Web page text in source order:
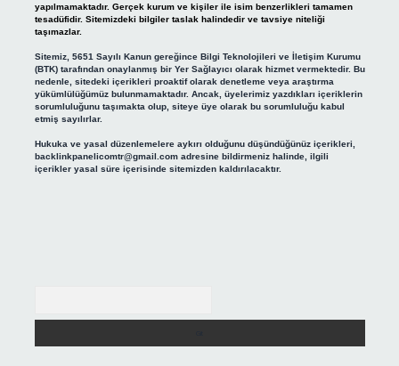
yapılmamaktadır. Gerçek kurum ve kişiler ile isim benzerlikleri tamamen
tesadüfidir. Sitemizdeki bilgiler taslak halindedir ve tavsiye niteliği
taşımazlar.
Sitemiz, 5651 Sayılı Kanun gereğince Bilgi Teknolojileri ve İletişim Kurumu
(BTK) tarafından onaylanmış bir Yer Sağlayıcı olarak hizmet vermektedir. Bu
nedenle, sitedeki içerikleri proaktif olarak denetleme veya araştırma
yükümlülüğümüz bulunmamaktadır. Ancak, üyelerimiz yazdıkları içeriklerin
sorumluluğunu taşımakta olup, siteye üye olarak bu sorumluluğu kabul
etmiş sayılırlar.
Hukuka ve yasal düzenlemelere aykırı olduğunu düşündüğünüz içerikleri,
backlinkpanelicomtr@gmail.comadresine bildirmeniz halinde, ilgili
içerikler yasal süre içerisinde sitemizden kaldırılacaktır.